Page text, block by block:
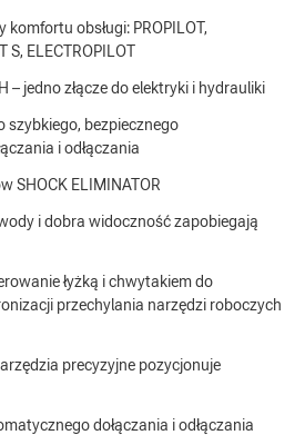
obsługi: PROPILOT,
S, ELECTROPILOT
– jedno złącze do elektryki i hydrauliki
szybkiego, bezpiecznego
i odłączania
SHOCK ELIMINATOR
i dobra widoczność zapobiegają
łyżką i chwytakiem do
przechylania narzędzi roboczych
precyzyjne pozycjonuje
dołączania i odłączania